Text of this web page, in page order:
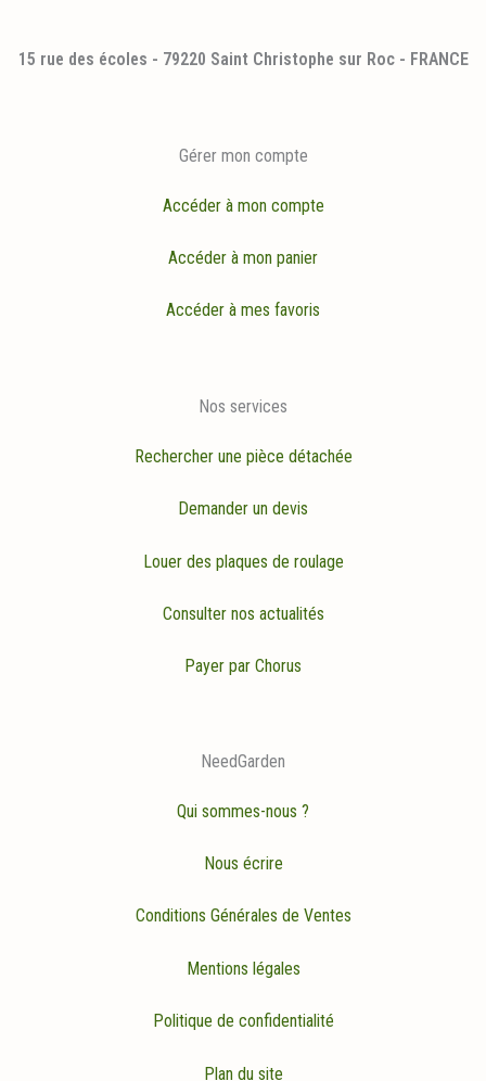
15 rue des écoles - 79220 Saint Christophe sur Roc - FRANCE
Gérer mon compte
Accéder à mon compte
Accéder à mon panier
Accéder à mes favoris
Nos services
Rechercher une pièce détachée
Demander un devis
Louer des plaques de roulage
Consulter nos actualités
Payer par Chorus
NeedGarden
Qui sommes-nous ?
Nous écrire
Conditions Générales de Ventes
Mentions légales
Politique de confidentialité
Plan du site